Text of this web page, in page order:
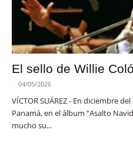
El sello de Willie
- 04/05/2026
VÍCTOR SUÁREZ - En diciembre
Panamá, en el álbum “Asalto
mucho su...